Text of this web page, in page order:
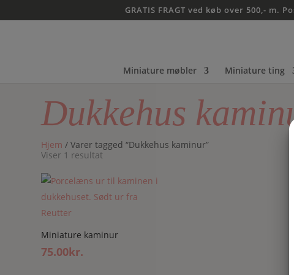
GRATIS FRAGT ved køb over 500,- m.
Miniature møbler Miniature ting
Dukkehus
Hjem / Varer tagged “Dukkehus kaminur”
Viser 1 resultat
Miniature kaminur
75.00kr.